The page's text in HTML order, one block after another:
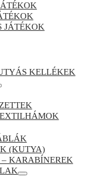
JÁTÉKOK
KELLÉKEK
(KUTYA)
KARABÍNEREK